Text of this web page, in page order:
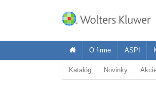
O firme ASPI
Oblasť
Ponuka Wolters
Katalóg Novinky